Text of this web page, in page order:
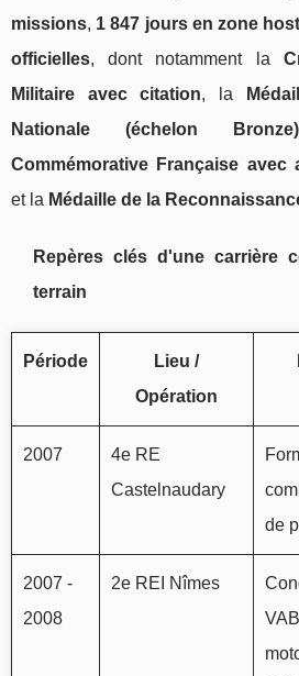
missions, 1 847 jours en zone
officielles, dont notamment la
Militaire avec citation, la
Nationale (échelon Bronze)
Commémorative Française avec
et la Médaille de la
Repères clés d'une carrière
terrain
Période
Lieu /
Opération
2007
4e RE
Castelnaudary
de
2007 -
2008
2e REI Nîmes